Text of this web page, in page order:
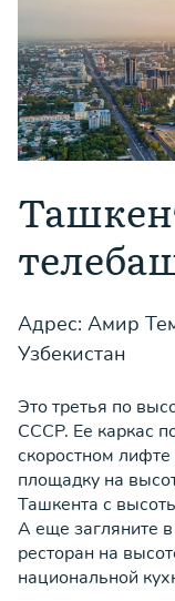
Адрес: Амир
Узбекистан
Это третья по
СССР. Ее каркас
скоростном
площадку на
Ташкента с
А еще загляните
ресторан на
национальной